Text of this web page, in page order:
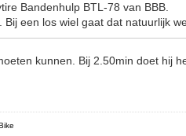
Bandenhulp BTL-78 van BBB.
een los wiel gaat dat natuurlijk
kunnen. Bij 2.50min doet hij